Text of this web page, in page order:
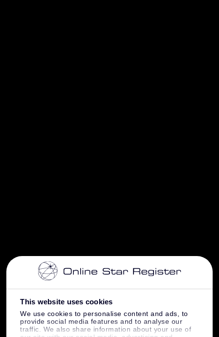
This website uses cookies
We use cookies to personalise content and ads, to
provide social media features and to analyse our
traffic. We also share information about your use of